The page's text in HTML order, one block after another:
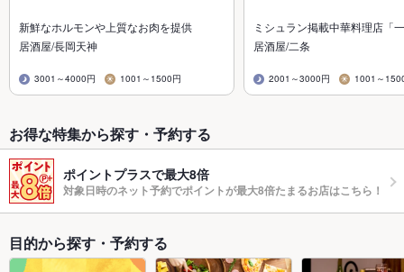
新鮮なホルモンや上質なお肉を提供
居酒屋/長岡天神
3001～4000円 1001～1500円
ミシュラン掲載中華料理店「
居酒屋/二条
2001～3000円 1001～
お得な特集から探す・予約する
ポイントプラスで最大8倍
対象日時のネット予約でポイントが最大8倍たまるお店はこちら！
目的から探す・予約する